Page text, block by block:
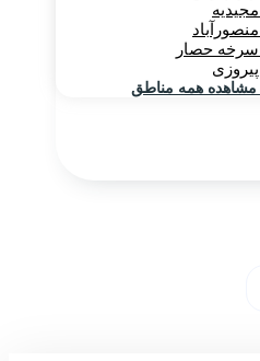
سرخه حصار
مشاهده همه مناطق